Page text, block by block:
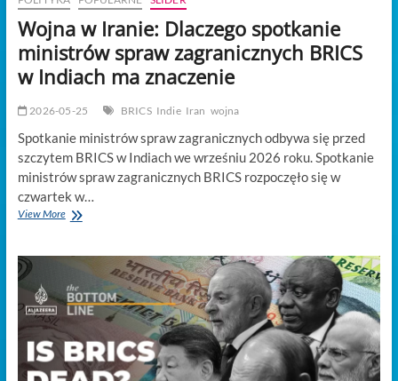
Wojna w Iranie: Dlaczego spotkanie
ministrów spraw zagranicznych BRICS
w Indiach ma znaczenie
2026-05-25 BRICS Indie Iran wojna
Spotkanie ministrów spraw zagranicznych odbywa się przed
szczytem BRICS w Indiach we wrześniu 2026 roku. Spotkanie
ministrów spraw zagranicznych BRICS rozpoczęło się w
czwartek w…
View MoreWojna
Dlaczego
spotkanie
ministrów
spraw
zagranicznych
BRICS
w
Indiach